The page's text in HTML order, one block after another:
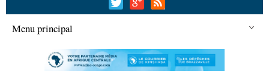
Menu principal